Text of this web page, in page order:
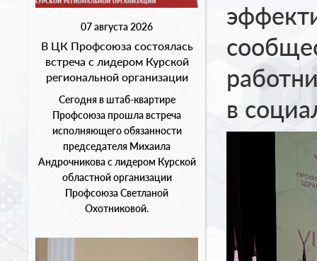
07 августа 2026
В ЦК Профсоюза состоялась
встреча с лидером Курской
региональной организации
Сегодня в штаб-квартире
Профсоюза прошла встреча
исполняющего обязанности
председателя Михаила
Андрочникова с лидером Курской
областной организации
Профсоюза Светланой
Охотниковой.
в